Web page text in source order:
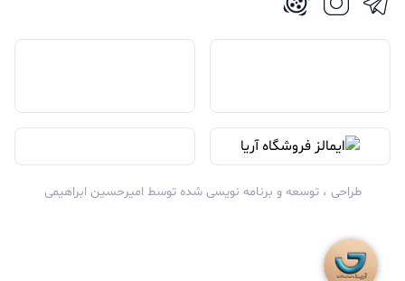
طراحی ، توسعه و برنامه نویسی شده توسط امیرحسین ابراهیمی